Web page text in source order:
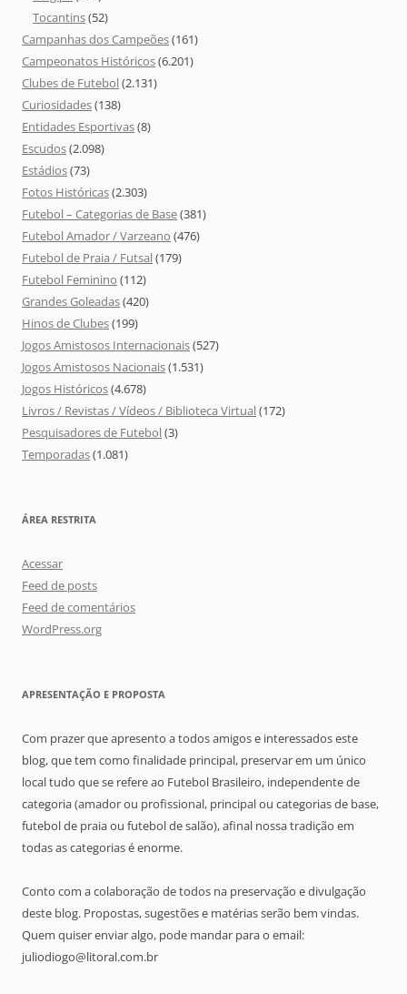
Tocantins(52)
Campanhas dos Campeões(161)
Campeonatos Históricos(6.201)
Clubes de Futebol(2.131)
Curiosidades(138)
Entidades Esportivas(8)
Escudos(2.098)
Estádios(73)
Fotos Históricas(2.303)
Futebol – Categorias de Base(381)
Futebol Amador / Varzeano (476)
Futebol de Praia / Futsal(179)
Futebol Feminino (112)
Grandes Goleadas(420)
Hinos de Clubes(199)
Jogos Amistosos Internacionais(527)
Jogos Amistosos Nacionais(1.531)
Jogos Históricos(4.678)
Livros / Revistas / Vídeos / Biblioteca Virtual(172)
Pesquisadores de Futebol(3)
Temporadas(1.081)
ÁREA RESTRITA
Acessar
Feed de posts
Feed de comentários
WordPress.org
APRESENTAÇÃO E PROPOSTA
Com prazer que apresento a todos amigos e interessados este
blog, que tem como finalidade principal, preservar em um único
local tudo que se refere ao Futebol Brasileiro, independente de
categoria (amador ou profissional, principal ou categorias de base,
futebol de praia ou futebol de salão), afinal nossa tradição em
todas as categorias é enorme.
Conto com a colaboração de todos na preservação e divulgação
deste blog. Propostas, sugestões e matérias serão bem vindas.
Quem quiser enviar algo, pode mandar para o email:
juliodiogo@litoral.com.br